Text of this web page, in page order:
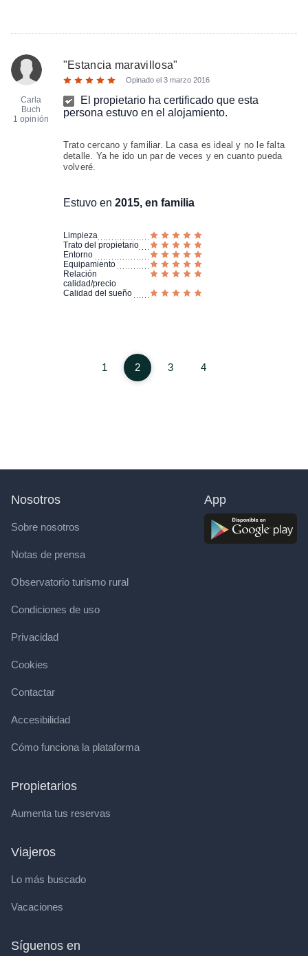
Carla
Buch
1 opinión
"Estancia maravillosa"
Opinado el 3 marzo 2016
El propietario ha certificado que esta
persona estuvo en el alojamiento.
Trato cercano y familiar. La casa es ideal y no le falta
detalle. Ya he ido un par de veces y en cuanto pueda
volveré.
Estuvo en 2015, en familia
Limpieza
Trato del propietario
Entorno
Equipamiento
Relación
calidad/precio
Calidad del sueño
1 2 3 4
Nosotros
Sobre nosotros
Notas de prensa
Observatorio turismo rural
Condiciones de uso
Privacidad
Cookies
Contactar
Accesibilidad
Cómo funciona la plataforma
Propietarios
Aumenta tus reservas
Viajeros
Lo más buscado
Vacaciones
App
Síguenos en